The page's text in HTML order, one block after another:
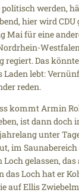
politisch werden,
hier wird CDU
Mai für eine
Das
Laden lebt:
reden.
kommt Armin
ist dann doch
unter
im
gelassen, das
das Loch hat er
auf Ellis